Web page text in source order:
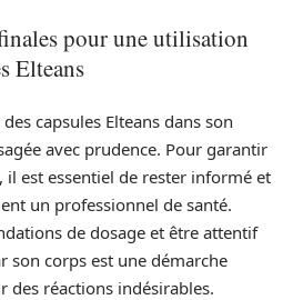
pour une utilisation
Elteans
capsules Elteans dans son
avec prudence. Pour garantir
il est essentiel de rester informé et
un professionnel de santé.
de dosage et être attentif
son corps est une démarche
des réactions indésirables.